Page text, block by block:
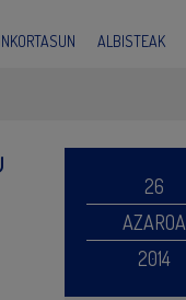
ALBISTEAK
26
AZAROA
2014